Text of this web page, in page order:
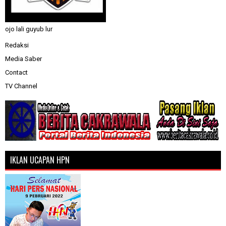
ojo lali guyub lur
Redaksi
Media Saber
Contact
TV Channel
IKLAN UCAPAN HPN